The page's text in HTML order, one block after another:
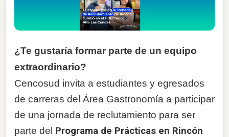
¿Te gustaría formar parte de un equipo
extraordinario?
Cencosud invita a estudiantes y egresados
de carreras del Área Gastronomía a participar
de una jornada de reclutamiento para ser
parte del Programa de Prácticas en Rincón